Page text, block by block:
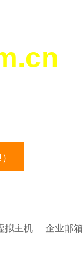
拟主机 | 企业邮箱